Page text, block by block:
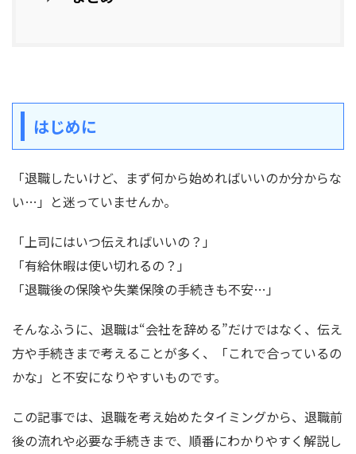
はじめに
「退職したいけど、まず何から始めればいいのか分からな
い…」と迷っていませんか。
「上司にはいつ伝えればいいの？」
「有給休暇は使い切れるの？」
「退職後の保険や失業保険の手続きも不安…」
そんなふうに、退職は“会社を辞める”だけではなく、伝え
方や手続きまで考えることが多く、「これで合っているの
かな」と不安になりやすいものです。
この記事では、退職を考え始めたタイミングから、退職前
後の流れや必要な手続きまで、順番にわかりやすく解説し